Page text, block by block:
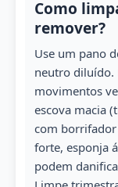
Como
remover?
Use um pano
neutro diluído.
movimentos
escova macia
com borrifador
forte, esponja
podem